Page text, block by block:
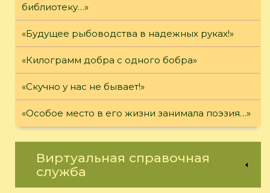
библиотеку…»
«Будущее рыбоводства в надежных руках!»
«Килограмм добра с одного бобра»
«Скучно у нас не бывает!»
«Особое место в его жизни занимала поэзия…»
Виртуальная справочная
служба